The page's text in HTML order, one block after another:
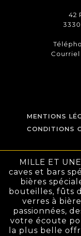
42
Courriel
MENTIONS
CONDITIONS
MILLE ET
caves et bars
bières
bouteilles, fûts
verres à
passionnées,
votre écoute
la plus belle